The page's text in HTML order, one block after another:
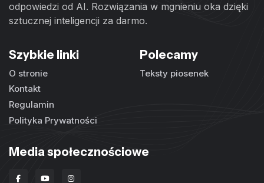
odpowiedzi od AI. Rozwiązania w mgnieniu oka dzięki
sztucznej inteligencji za darmo.
Szybkie linki
O stronie
Kontakt
Regulamin
Polityka Prywatności
Polecamy
Teksty piosenek
Media społecznościowe